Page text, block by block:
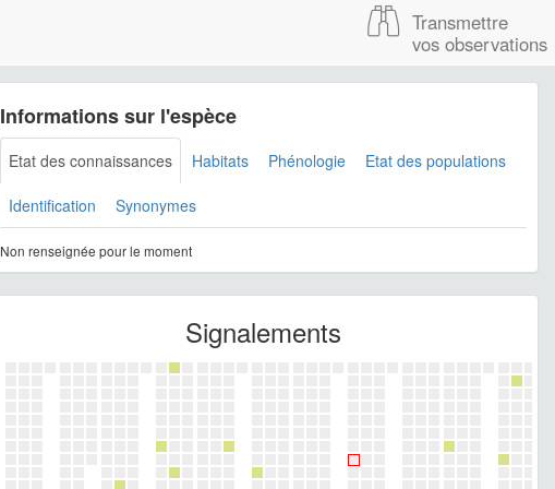
Transmettre
vos observations
Informations sur l'espèce
Etat des connaissances Habitats Phénologie Etat des populations
Identification Synonymes
Non renseignée pour le moment
Signalements